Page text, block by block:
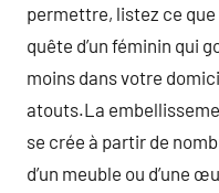
permettre, listez ce
quête d’un féminin qui
moins dans votre
atouts.La
se crée à partir de
d’un meuble ou d’une